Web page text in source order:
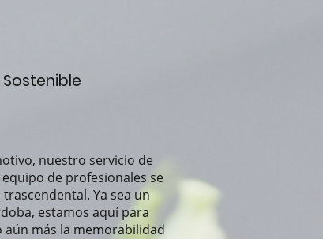
nuestro servicio de
de profesionales se
Ya sea un
estamos aquí para
aún más la memorabilidad